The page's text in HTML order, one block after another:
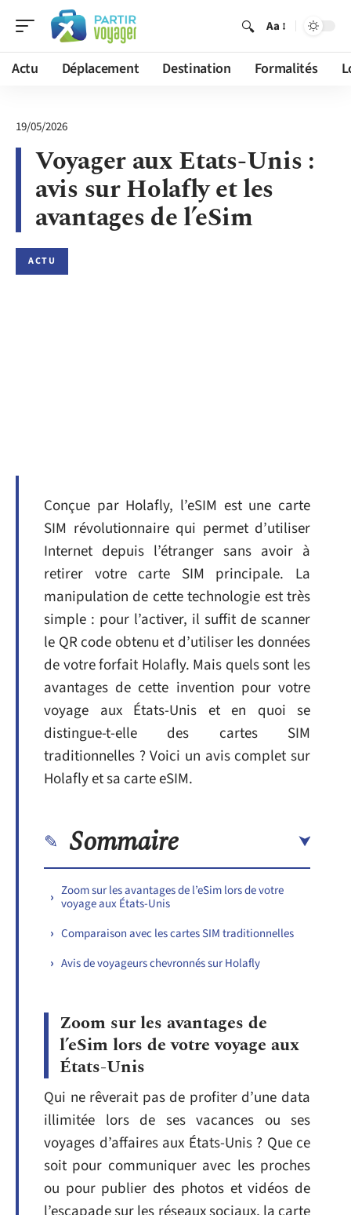
Aa
Actu Déplacement Destination Formalités
19/05/2026
Voyager aux Etats-Unis :
avis sur Holafly et les
avantages de l’eSim
ACTU
Conçue par Holafly, l’eSIM est une carte
SIM révolutionnaire qui permet d’utiliser
Internet depuis l’étranger sans avoir à
retirer votre carte SIM principale. La
manipulation de cette technologie est très
simple : pour l’activer, il suffit de scanner
le QR code obtenu et d’utiliser les données
de votre forfait Holafly. Mais quels sont les
avantages de cette invention pour votre
voyage aux États-Unis et en quoi se
distingue-t-elle des cartes SIM
traditionnelles ? Voici un avis complet sur
Holafly et sa carte eSIM.
Sommaire
Zoom sur les avantages de l’eSim lors de votre
voyage aux États-Unis
Comparaison avec les cartes SIM traditionnelles
Avis de voyageurs chevronnés sur Holafly
Zoom sur les avantages de
l’eSim lors de votre voyage aux
États-Unis
Qui ne rêverait pas de profiter d’une data
illimitée lors de ses vacances ou ses
voyages d’affaires aux États-Unis ? Que ce
soit pour communiquer avec les proches
ou pour publier des photos et vidéos de